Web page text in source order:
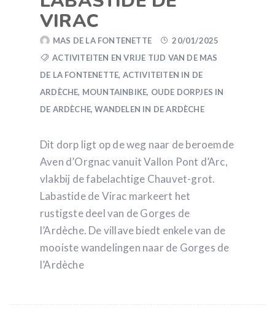
VIRAC
MAS DE LA FONTENETTE
20/01/2025
ACTIVITEITEN EN VRIJE TIJD VAN DE MAS
DE LA FONTENETTE, ACTIVITEITEN IN DE
ARDÈCHE, MOUNTAINBIKE, OUDE DORPJES IN
DE ARDÈCHE,WANDELEN IN DE ARDÈCHE
Dit dorp ligt op de weg naar de beroemde
Aven d’Orgnac vanuit Vallon Pont d’Arc,
vlakbij de fabelachtige Chauvet-grot.
Labastide de Virac markeert het
rustigste deel van de Gorges de
l’Ardèche. De villave biedt enkele van de
mooiste wandelingen naar de Gorges de
l’Ardèche